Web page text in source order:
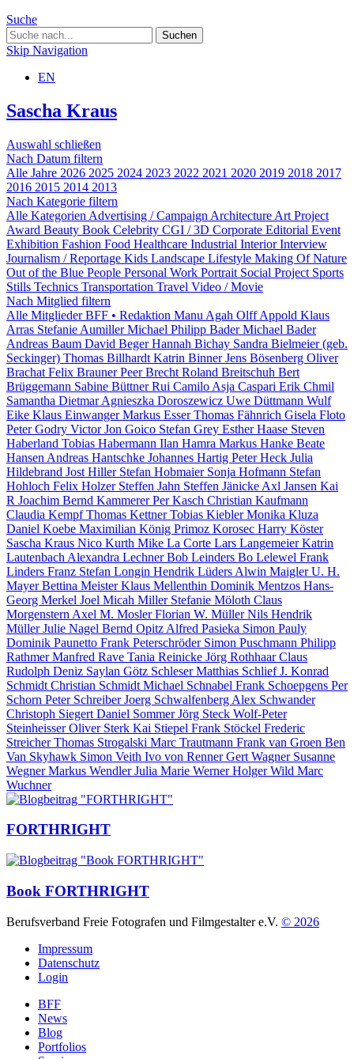
Suche
Skip Navigation
EN
Sascha Kraus
Auswahl schließen
Nach Datum filtern
Alle Jahre 2026 2025 2024 2023 2022 2021 2020 2019 2018 2017
2016 2015 2014 2013
Nach Kategorie filtern
Alle Kategorien Advertising / Campaign Architecture Art Project
Award Beauty Book Celebrity CGI / 3D Corporate Editorial Event
Exhibition Fashion Food Healthcare Industrial InteriorInterview
Journalism / Reportage Kids Landscape Lifestyle Making OfNature
Out of the Blue People Personal Work Portrait Social Project Sports
Stills Technics Transportation Travel Video / Movie
Nach Mitglied filtern
Alle MitgliederBFF • Redaktion Manu Agah Olff Appold Klaus
Arras Stefanie AumillerMichael Philipp BaderMichael Bader
Andreas Baum David BegerHannah Bichay Sandra Bielmeier (geb.
Seckinger) Thomas Billhardt Katrin BinnerJens Bösenberg Oliver
Brachat Felix BraunerPeer Brecht Roland Breitschuh Bert
Brüggemann Sabine BüttnerRui Camilo Asja Caspari Erik Chmil
Samantha DietmarAgnieszka Doroszewicz Uwe Düttmann Wulf
Eike Klaus EinwangerMarkus EsserThomas Fähnrich Gisela Floto
Peter Godry Victor Jon Goico Stefan Grey Esther Haase Steven
Haberland Tobias Habermann Ilan Hamra Markus Hanke Beate
Hansen Andreas Hantschke Johannes Hartig Peter Heck Julia
Hildebrand Jost Hiller Stefan Hobmaier Sonja Hofmann Stefan
Hohloch Felix Holzer Steffen Jahn Steffen Jänicke Axl Jansen Kai
R Joachim Bernd KammererPer Kasch Christian Kaufmann
Claudia KempfThomas KettnerTobias KieblerMonika Kluza
Daniel Koebe Maximilian König Primoz Korosec Harry Köster
Sascha Kraus Nico Kurth Mike La Corte Lars LangemeierKatrin
Lautenbach Alexandra LechnerBob Leinders Bo Lelewel Frank
Linders Franz Stefan Longin Hendrik Lüders Alwin MaiglerU. H.
MayerBettina MeisterKlaus Mellenthin Dominik Mentzos Hans-
Georg Merkel Joel Micah Miller Stefanie Möloth Claus
Morgenstern Axel M. MoslerFlorian W. MüllerNils Hendrik
MüllerJulie Nagel Bernd Opitz Alfred Pasieka Simon Pauly
Dominik Paunetto Frank Peterschröder Simon Puschmann Philipp
RathmerManfred Rave Tania Reinicke Jörg RothhaarClaus
Rudolph Deniz Saylan Götz SchleserMatthias SchliefJ. Konrad
Schmidt Christian Schmidt Michael Schnabel Frank Schoepgens Per
Schorn Peter SchreiberJoerg Schwalfenberg Alex Schwander
Christoph Siegert Daniel SommerJörg Steck Wolf-Peter
SteinheisserOliver Sterk Kai Stiepel Frank Stöckel Frederic
StreicherThomas Strogalski Marc Trautmann Frank van Groen Ben
Van Skyhawk Simon Veith Ivo von RennerGert Wagner Susanne
WegnerMarkus WendlerJulia Marie WernerHolger Wild Marc
Wuchner
FORTHRIGHT
Book FORTHRIGHT
Berufsverband Freie Fotografen und Filmgestalter e.V. © 2026
Impressum
Datenschutz
Login
BFF
News
Blog
Portfolios